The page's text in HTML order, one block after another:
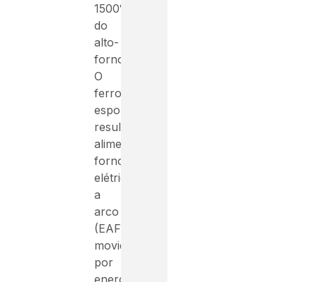
1500°C
do
alto-
forno.
O
ferro-
esponja
resultante
alimenta
fornos
elétricos
a
arco
(EAF)
movidos
por